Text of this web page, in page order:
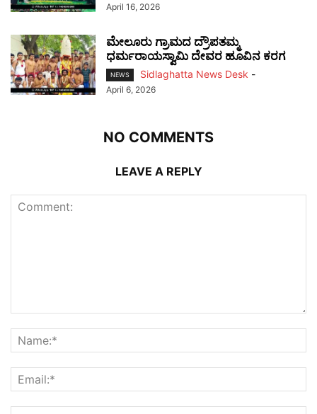
April 16, 2026
ಮೇಲೂರು ಗ್ರಾಮದ ದ್ರೌಪತಮ್ಮ
ಧರ್ಮರಾಯಸ್ವಾಮಿ ದೇವರ ಹೂವಿನ ಕರಗ
NEWS Sidlaghatta News Desk -
April 6, 2026
NO COMMENTS
LEAVE A REPLY